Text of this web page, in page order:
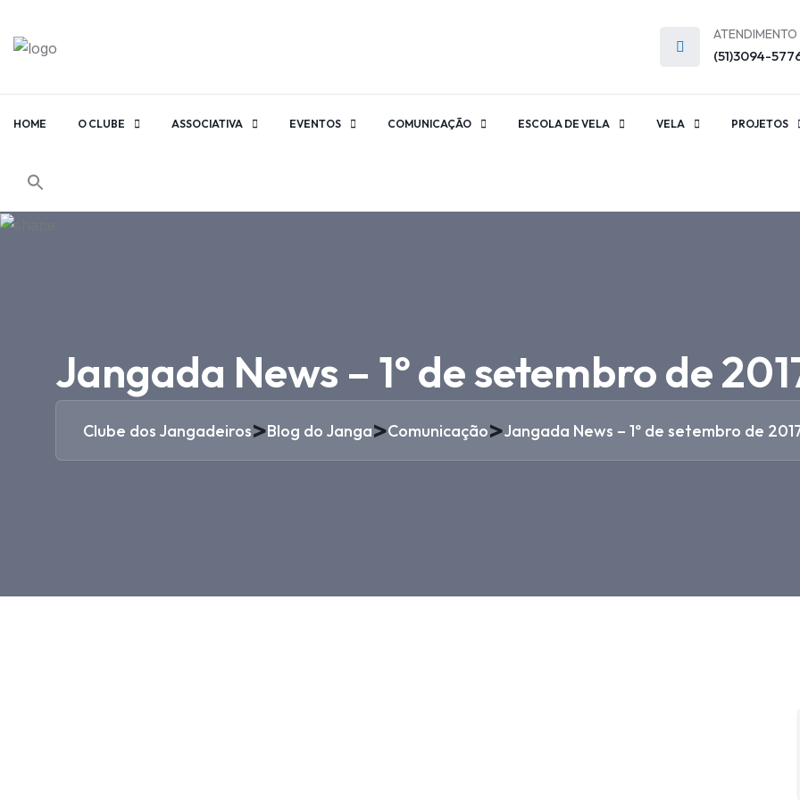
ATENDIMENTO
(51)3094-
HOME O CLUBE ASSOCIATIVA EVENTOS COMUNICAÇÃO ESCOLA DE VELA VELA PROJETOS
Jangada News – 1º de setembro de
Clube dos Jangadeiros>Blog do Janga>Comunicação>Jangada News – 1º de setembro de